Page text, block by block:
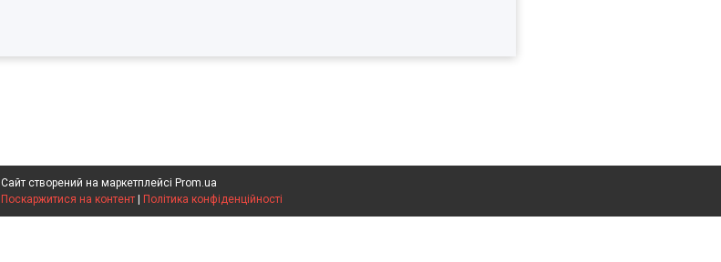
Сайт створений на маркетплейсі Prom.ua
Поскаржитися на контент Політика конфіденційності